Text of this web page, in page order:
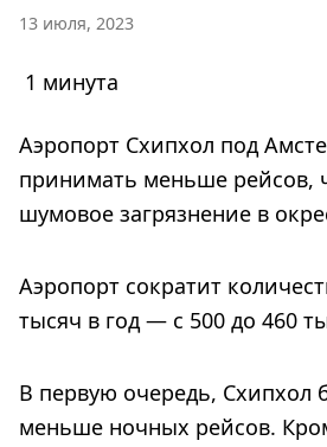
13 июля, 2023
1 минута
Аэропорт Схипхол под
принимать меньше рейсов,
шумовое загрязнение в
Аэропорт сократит
тысяч в год — с 500 до 460
В первую очередь, Схипхол
меньше ночных рейсов.